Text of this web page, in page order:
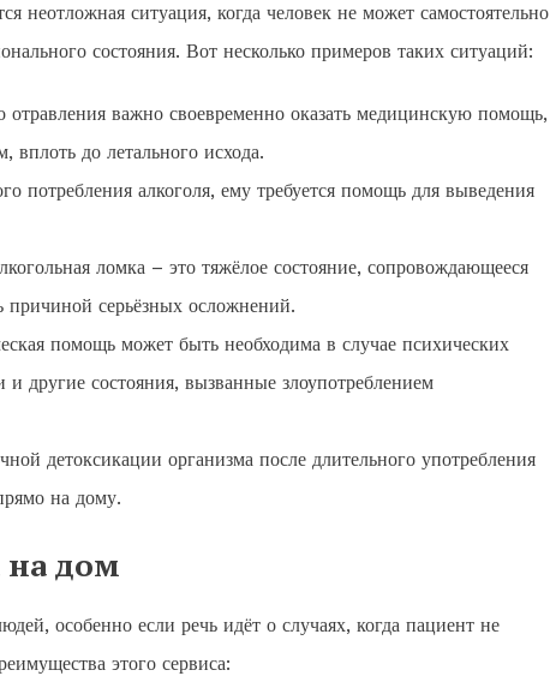
неотложная ситуация, когда человек не может самостоятельно
состояния. Вот несколько примеров таких ситуаций:
важно своевременно оказать медицинскую помощь,
вплоть до летального исхода.
потребления алкоголя, ему требуется помощь для выведения
ломка – это тяжёлое состояние, сопровождающееся
серьёзных осложнений.
помощь может быть необходима в случае психических
другие состояния, вызванные злоупотреблением
детоксикации организма после длительного употребления
на дому.
на дом
особенно если речь идёт о случаях, когда пациент не
этого сервиса: